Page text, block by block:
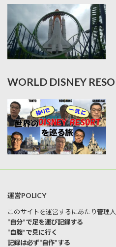
WORLD DISNEY
運営POLICY
このサイトを運営するにあたり管理
“自分”で足を運び記録する
“自腹”で見に行く
記録は必ず“自作”する